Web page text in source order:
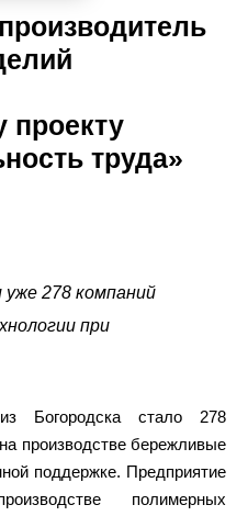
проекту
труда»
278 компаний
при
Богородска стало 278
производстве бережливые
поддержке. Предприятие
полимерных